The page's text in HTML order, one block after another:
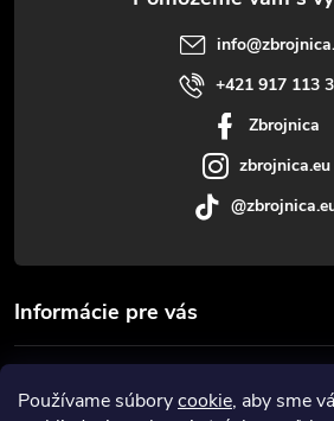
Používame súborycookie, aby sme
Informácie pre vás
info@
+421 917 113
Zbrojnica
zbrojnica.eu